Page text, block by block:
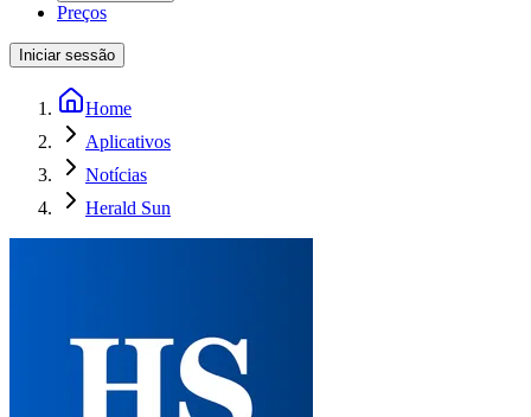
Preços
Iniciar sessão
Home
Aplicativos
Notícias
Herald Sun